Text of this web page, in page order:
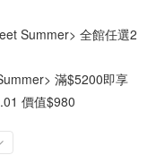
Summer> 全館任選2
滿$5200即享
價值$980